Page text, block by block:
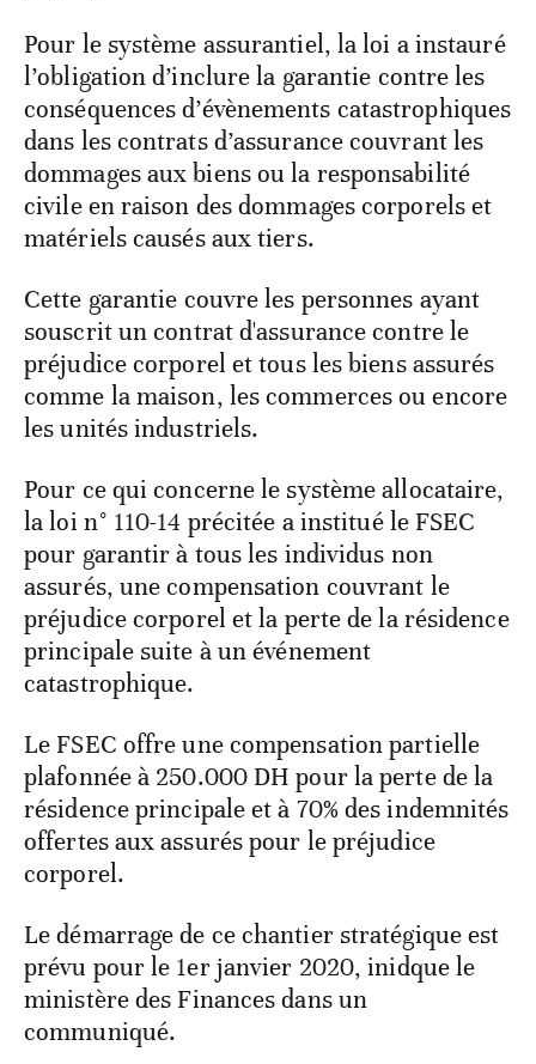
Pour le système assurantiel, la loi a instauré
l’obligation d’inclure la garantie contre les
conséquences d’évènements catastrophiques
dans les contrats d’assurance couvrant les
dommages aux biens ou la responsabilité
civile en raison des dommages corporels et
matériels causés aux tiers.
Cette garantie couvre les personnes ayant
souscrit un contrat d'assurance contre le
préjudice corporel et tous les biens assurés
comme la maison, les commerces ou encore
les unités industriels.
Pour ce qui concerne le système allocataire,
la loi n° 110-14 précitée a institué le FSEC
pour garantir à tous les individus non
assurés, une compensation couvrant le
préjudice corporel et la perte de la résidence
principale suite à un événement
catastrophique.
Le FSEC offre une compensation partielle
plafonnée à 250.000 DH pour la perte de la
résidence principale et à 70% des indemnités
offertes aux assurés pour le préjudice
corporel.
Le démarrage de ce chantier stratégique est
prévu pour le 1er janvier 2020, inidque le
ministère des Finances dans un
communiqué.